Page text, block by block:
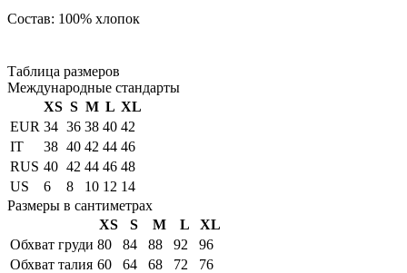
Состав: 100% хлопок
Таблица размеров
Международные стандарты
XS S M L XL
EUR 34 36 38 40 42
IT
38 40 42 44 46
RUS 40 42 44 46 48
US
6 8 10 12 14
Размеры в сантиметрах
XS
S M L
XL
Обхват груди 80 84 88 92
96
Обхват талия 60 64 68 72
76